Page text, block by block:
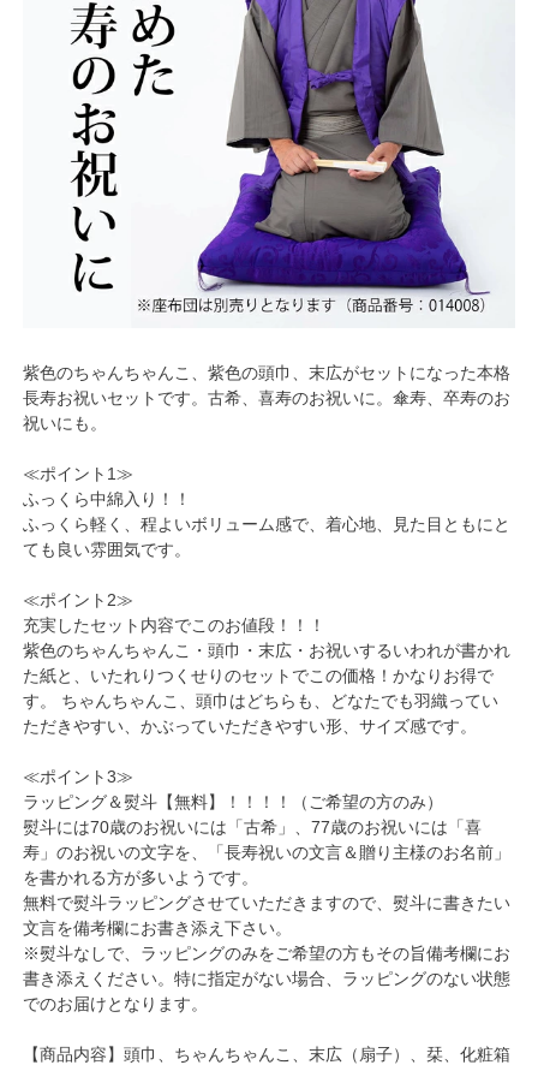
紫色のちゃんちゃんこ、紫色の頭巾、末広がセットになった本格
長寿お祝いセットです。古希、喜寿のお祝いに。傘寿、卒寿のお
祝いにも。
≪ポイント1≫
ふっくら中綿入り！！
ふっくら軽く、程よいボリューム感で、着心地、見た目ともにと
ても良い雰囲気です。
≪ポイント2≫
充実したセット内容でこのお値段！！！
紫色のちゃんちゃんこ・頭巾・末広・お祝いするいわれが書かれ
た紙と、いたれりつくせりのセットでこの価格！かなりお得で
す。 ちゃんちゃんこ、頭巾はどちらも、どなたでも羽織ってい
ただきやすい、かぶっていただきやすい形、サイズ感です。
≪ポイント3≫
ラッピング＆熨斗【無料】！！！！（ご希望の方のみ）
熨斗には70歳のお祝いには「古希」、77歳のお祝いには「喜
寿」のお祝いの文字を、「長寿祝いの文言＆贈り主様のお名前」
を書かれる方が多いようです。
無料で熨斗ラッピングさせていただきますので、熨斗に書きたい
文言を備考欄にお書き添え下さい。
※熨斗なしで、ラッピングのみをご希望の方もその旨備考欄にお
書き添えください。特に指定がない場合、ラッピングのない状態
でのお届けとなります。
【商品内容】頭巾、ちゃんちゃんこ、末広（扇子）、栞、化粧箱